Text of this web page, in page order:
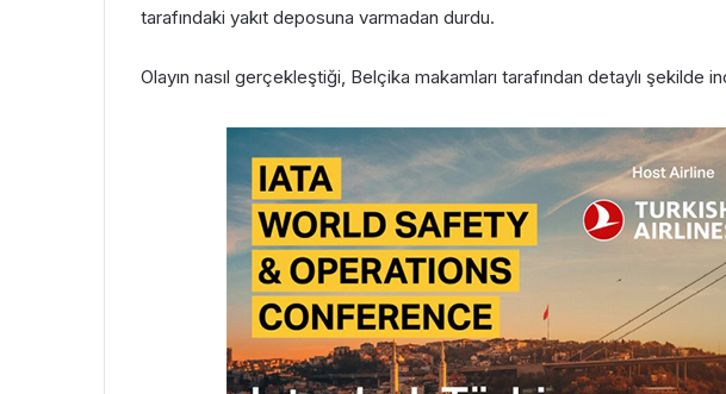
tarafındaki yakıt deposuna varmadan durdu.
Olayın nasıl gerçekleştiği, Belçika makamları tarafından detaylı şekilde